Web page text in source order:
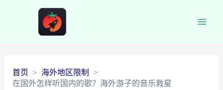
首页
海外地区限制
在国外怎样听国内的歌？海外游子的音乐救星